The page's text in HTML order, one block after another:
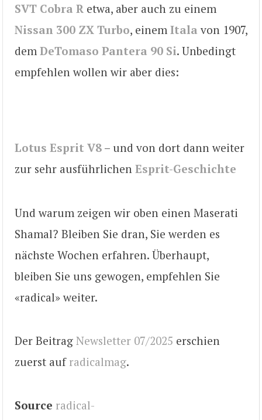
SVT Cobra R etwa, aber auch zu einem
Nissan 300 ZX Turbo, einem Itala von 1907,
dem DeTomaso Pantera 90 Si. Unbedingt
empfehlen wollen wir aber dies:
Lotus Esprit V8 – und von dort dann weiter
zur sehr ausführlichen Esprit-Geschichte
Und warum zeigen wir oben einen Maserati
Shamal? Bleiben Sie dran, Sie werden es
nächste Wochen erfahren. Überhaupt,
bleiben Sie uns gewogen, empfehlen Sie
«radical» weiter.
Der Beitrag Newsletter 07/2025 erschien
zuerst auf radicalmag.
Source radical-